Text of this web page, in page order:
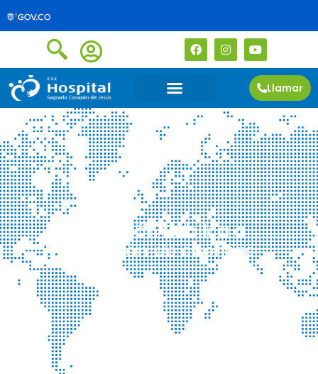
Llamar
Invitación Pública a
Rendición de cuentas